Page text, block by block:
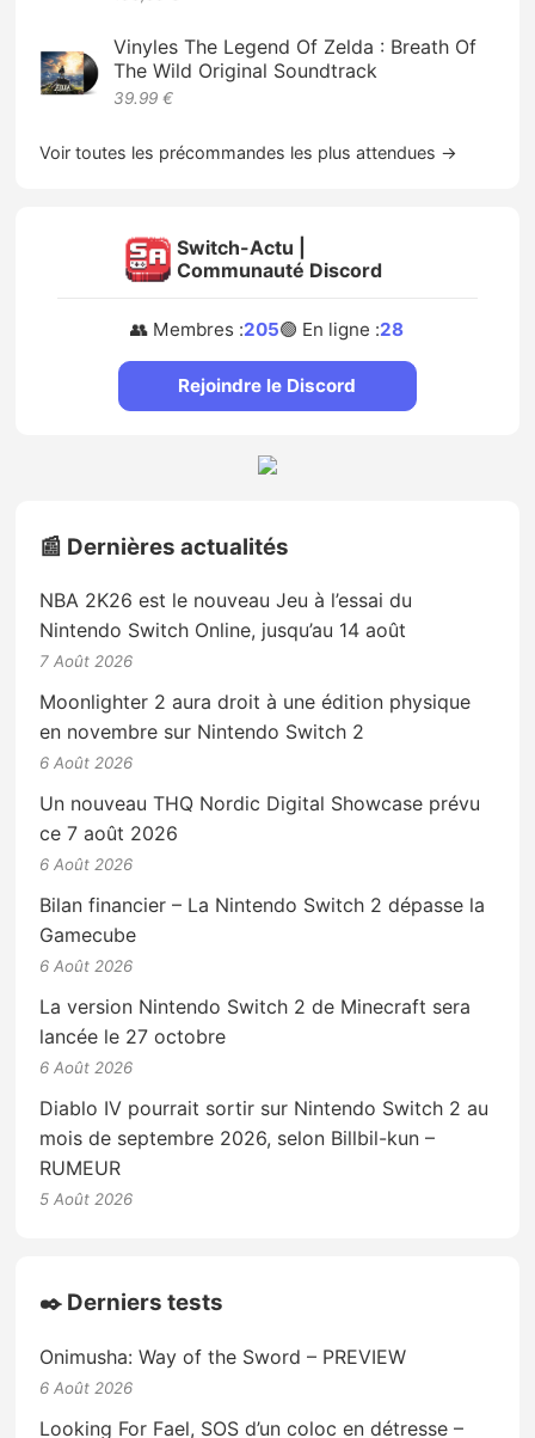
Vinyles The Legend Of Zelda : Breath Of
The Wild Original Soundtrack
39.99 €
Voir toutes les précommandes les plus attendues →
Switch-Actu |
Communauté Discord
👥 Membres :205🟢 En ligne :28
Rejoindre le Discord
📰 Dernières actualités
NBA 2K26 est le nouveau Jeu à l’essai du
Nintendo Switch Online, jusqu’au 14 août
7 Août 2026
Moonlighter 2 aura droit à une édition physique
en novembre sur Nintendo Switch 2
6 Août 2026
Un nouveau THQ Nordic Digital Showcase prévu
ce 7 août 2026
6 Août 2026
Bilan financier – La Nintendo Switch 2 dépasse la
Gamecube
6 Août 2026
La version Nintendo Switch 2 de Minecraft sera
lancée le 27 octobre
6 Août 2026
Diablo IV pourrait sortir sur Nintendo Switch 2 au
mois de septembre 2026, selon Billbil-kun –
RUMEUR
5 Août 2026
✒️ Derniers tests
Onimusha: Way of the Sword – PREVIEW
6 Août 2026
Looking For Fael, SOS d’un coloc en détresse –